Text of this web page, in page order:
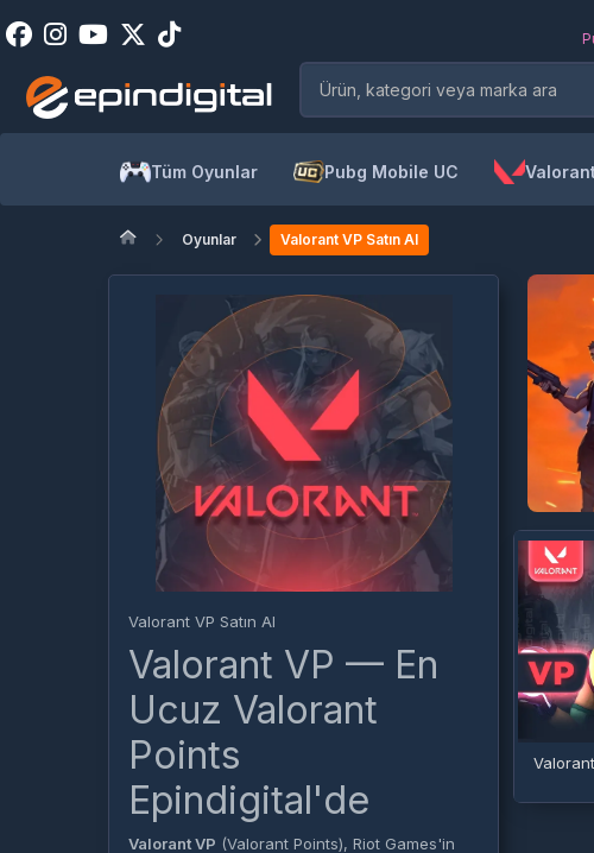
Tüm Oyunlar Pubg Mobile UC
Oyunlar Valorant VP Satın Al
Valorant VP Satın Al
Valorant VP — En
Ucuz Valorant
Points
Epindigital'de
Valorant VP (Valorant Points), Riot Games'in